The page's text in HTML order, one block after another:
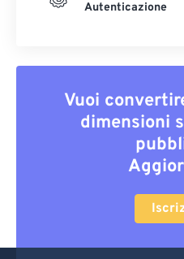
Autenticazione
Vuoi
dimensioni